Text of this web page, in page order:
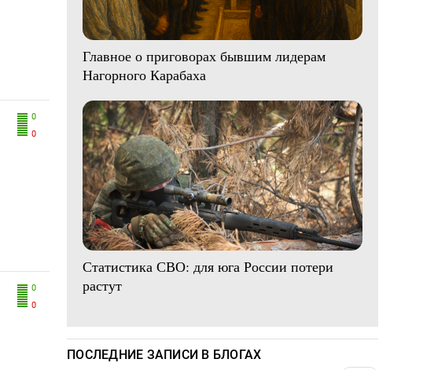
0
0
0
0
Главное о приговорах бывшим лидерам
Нагорного Карабаха
Статистика СВО: для юга России потери
растут
ПОСЛЕДНИЕ ЗАПИСИ В БЛОГАХ